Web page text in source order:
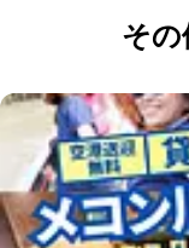
そ